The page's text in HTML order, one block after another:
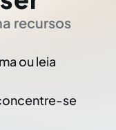
recursos
ou leia
se